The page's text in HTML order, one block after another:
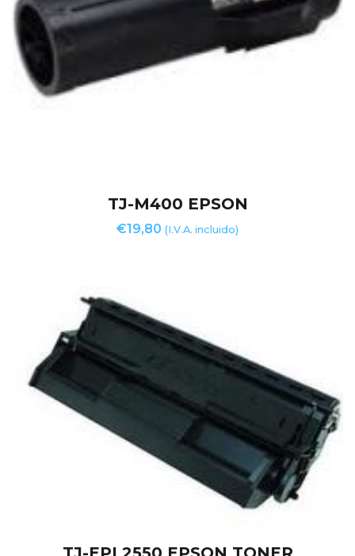
TJ-M400 EPSON
€19,80 (I.V.A. incluido)